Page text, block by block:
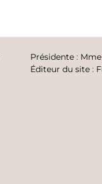
Présidente:
Éditeur du site: